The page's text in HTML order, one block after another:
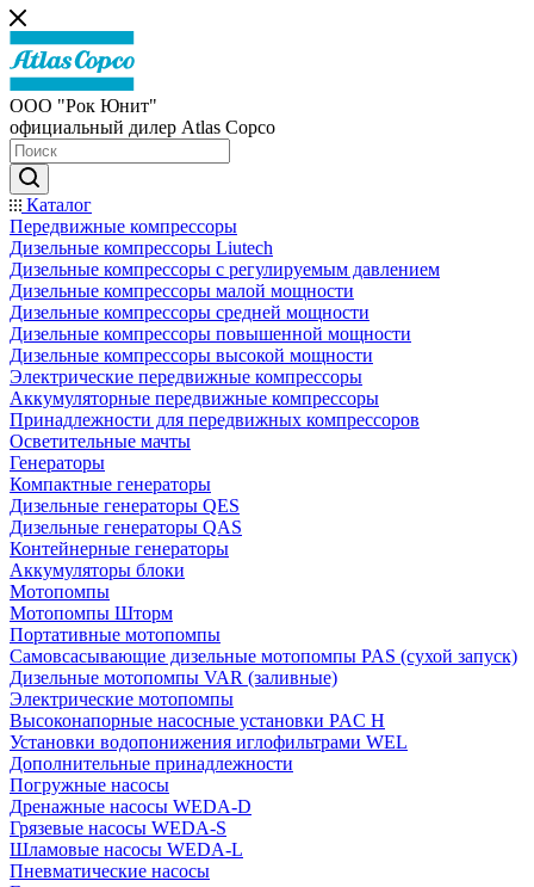
ООО "Рок Юнит"
официальный дилер Atlas Copco
Каталог
Передвижные компрессоры
Дизельные компрессоры Liutech
Дизельные компрессоры с регулируемым давлением
Дизельные компрессоры малой мощности
Дизельные компрессоры средней мощности
Дизельные компрессоры повышенной мощности
Дизельные компрессоры высокой мощности
Электрические передвижные компрессоры
Аккумуляторные передвижные компрессоры
Принадлежности для передвижных компрессоров
Осветительные мачты
Генераторы
Компактные генераторы
Дизельные генераторы QES
Дизельные генераторы QAS
Контейнерные генераторы
Аккумуляторы блоки
Мотопомпы
Мотопомпы Шторм
Портативные мотопомпы
Самовсасывающие дизельные мотопомпы PAS (сухой запуск)
Дизельные мотопомпы VAR (заливные)
Электрические мотопомпы
Высоконапорные насосные установки PAC H
Установки водопонижения иглофильтрами WEL
Дополнительные принадлежности
Погружные насосы
Дренажные насосы WEDA-D
Грязевые насосы WEDA-S
Шламовые насосы WEDA-L
Пневматические насосы